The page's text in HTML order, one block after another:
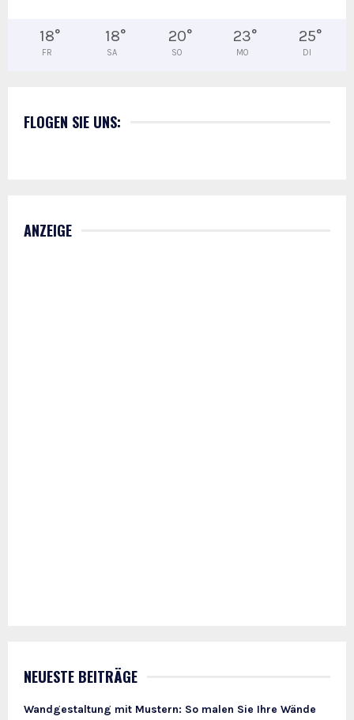
18°
FR
18°
SA
20°
SO
23°
MO
25°
DI
FLOGEN SIE UNS:
ANZEIGE
NEUESTE BEITRÄGE
Wandgestaltung mit Mustern: So malen Sie Ihre Wände